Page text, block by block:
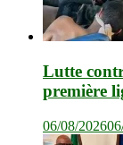
Lutte
première
06/08/2026